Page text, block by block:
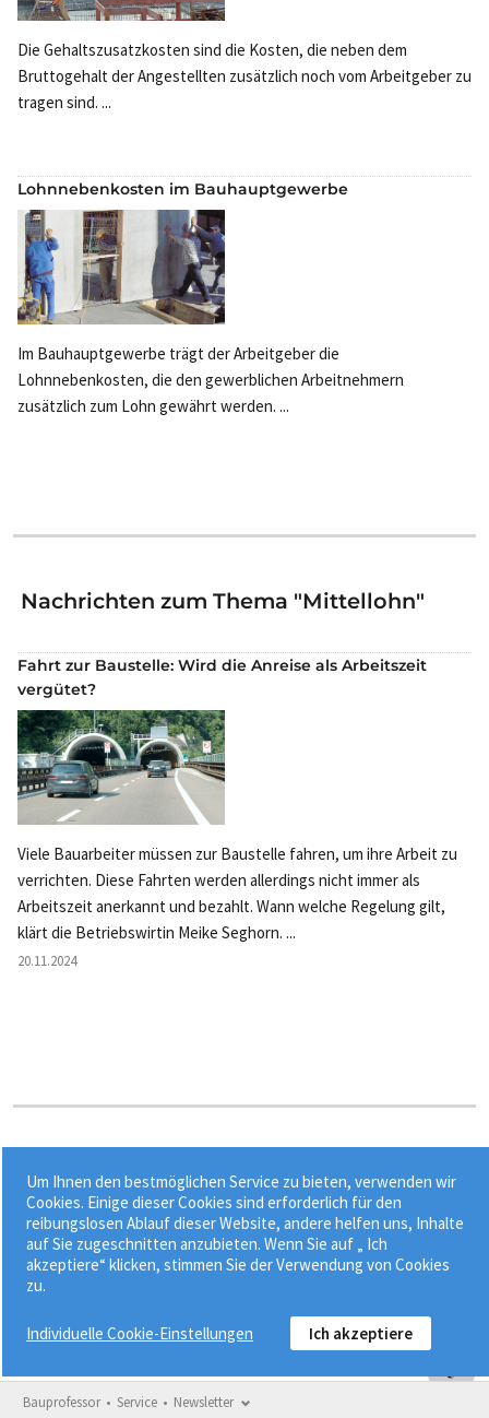
Die Gehaltszusatzkosten sind die Kosten, die neben dem
Bruttogehalt der Angestellten zusätzlich noch vom Arbeitgeber zu
tragen sind. ...
Lohnnebenkosten im Bauhauptgewerbe
Im Bauhauptgewerbe trägt der Arbeitgeber die
Lohnnebenkosten, die den gewerblichen Arbeitnehmern
zusätzlich zum Lohn gewährt werden. ...
Nachrichten zum Thema "Mittellohn"
Fahrt zur Baustelle: Wird die Anreise als Arbeitszeit
vergütet?
Viele Bauarbeiter müssen zur Baustelle fahren, um ihre Arbeit zu
verrichten. Diese Fahrten werden allerdings nicht immer als
Arbeitszeit anerkannt und bezahlt. Wann welche Regelung gilt,
klärt die Betriebswirtin Meike Seghorn. ...
20.11.2024
Stichworte:
allgemeine Geschäftskosten •Angebotskalkulation
Angestellte im Baugewerbe•Bauhauptgewerbe •EFB-Preis
Bauprofessor Service Newsletter
Um Ihnen den bestmöglichen Service zu bieten, verwenden wir
Cookies. Einige dieser Cookies sind erforderlich für den
reibungslosen Ablauf dieser Website, andere helfen uns, Inhalte
auf Sie zugeschnitten anzubieten. Wenn Sie auf „ Ich
akzeptiere“ klicken, stimmen Sie der Verwendung von Cookies
zu.
Individuelle Cookie-Einstellungen Ich akzeptiere